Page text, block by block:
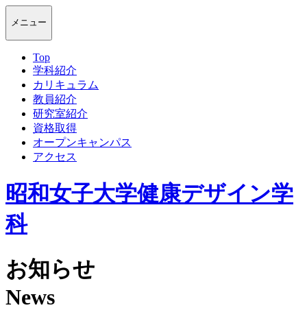
メニュー
Top
学科紹介
カ リ キ ュ ラ ム
教 員紹介
研究室紹介
資格取得
オープンキ ャ ンパス
アクセス
昭和女子大学健康デザイン学
科
お知らせ
News